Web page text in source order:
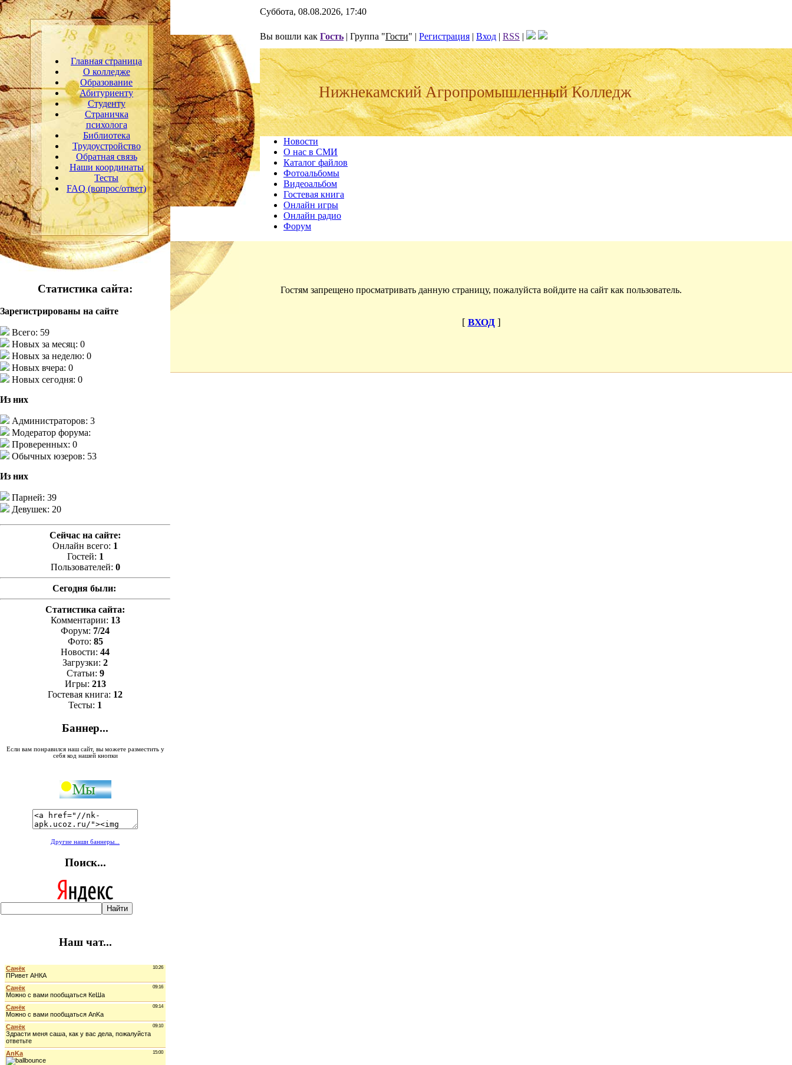
Главная страница
О колледже
Образование
Абитуриенту
Студенту
Страничка
психолога
Библиотека
Трудоустройство
Обратная связь
Наши координаты
Тесты
FAQ (вопрос/ответ)
Статистика сайта:
Зарегистрированы на сайте
Всего: 59
Новых за месяц: 0
Новых за неделю: 0
Новых вчера: 0
Новых сегодня: 0
Из них
Администраторов: 3
Модератор форума:
Проверенных: 0
Обычных юзеров: 53
Из них
Парней: 39
Девушек: 20
Сейчас на сайте:
Онлайн всего: 1
Гостей: 1
Пользователей: 0
Сегодня были:
Статистика сайта:
Комментарии: 13
Форум: 7/24
Фото: 85
Новости: 44
Загрузки: 2
Статьи: 9
Игры: 213
Гостевая книга: 12
Тесты: 1
Баннер...
Если вам понравился наш сайт, вы можете разместить у
себя код нашей кнопки
Другие наши баннеры...
Поиск...
Наш чат...
Суббота, 08.08.2026, 17:40
Вы вошли как Гость | Группа "Гости" | Регистрация | Вход | RSS |
Нижнекамский Агропромышленный Колледж
Новости
О нас в СМИ
Каталог файлов
Фотоальбомы
Видеоальбом
Гостевая книга
Онлайн игры
Онлайн радио
Форум
Гостям запрещено просматривать данную страницу, пожалуйста войдите на сайт как пользователь.
[ ВХОД]